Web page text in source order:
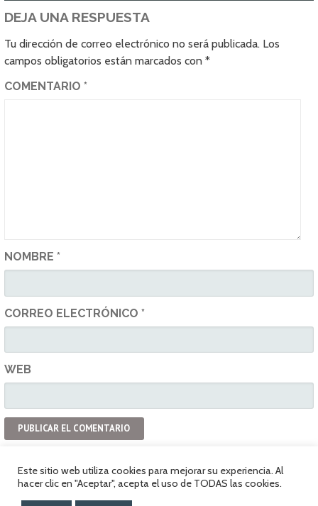
DEJA UNA RESPUESTA
Tu dirección de correo electrónico no será publicada. Los
campos obligatorios están marcados con*
COMENTARIO*
NOMBRE*
CORREO ELECTRÓNICO*
WEB
Política de privacidad
Este sitio web utiliza cookies para mejorar su experiencia. Al
hacer clic en "Aceptar", acepta el uso de TODAS las cookies.